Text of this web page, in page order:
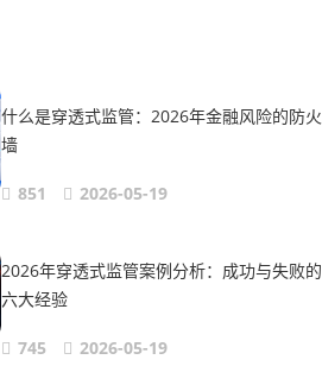
什么是穿透式监管：2026年金融风险的防火
墙
851 2026-05-19
2026年穿透式监管案例分析：成功与失败的
六大经验
745 2026-05-19